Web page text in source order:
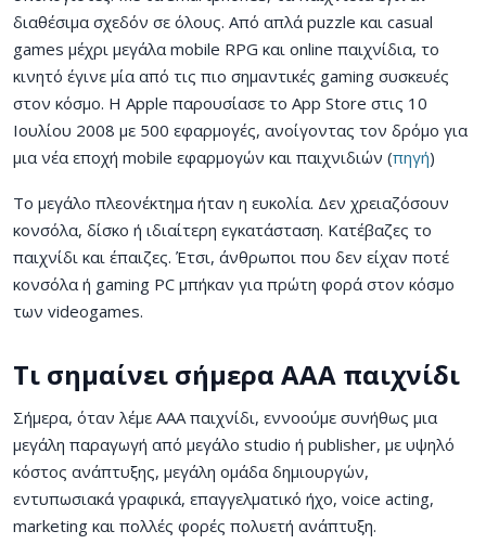
διαθέσιμα σχεδόν σε όλους. Από απλά puzzle και casual
games μέχρι μεγάλα mobile RPG και online παιχνίδια, το
κινητό έγινε μία από τις πιο σημαντικές gaming συσκευές
στον κόσμο. Η Apple παρουσίασε το App Store στις 10
Ιουλίου 2008 με 500 εφαρμογές, ανοίγοντας τον δρόμο για
μια νέα εποχή mobile εφαρμογών και παιχνιδιών (πηγή)
Το μεγάλο πλεονέκτημα ήταν η ευκολία. Δεν χρειαζόσουν
κονσόλα, δίσκο ή ιδιαίτερη εγκατάσταση. Κατέβαζες το
παιχνίδι και έπαιζες. Έτσι, άνθρωποι που δεν είχαν ποτέ
κονσόλα ή gaming PC μπήκαν για πρώτη φορά στον κόσμο
των videogames.
Τι σημαίνει σήμερα AAA παιχνίδι
Σήμερα, όταν λέμε AAA παιχνίδι, εννοούμε συνήθως μια
μεγάλη παραγωγή από μεγάλο studio ή publisher, με υψηλό
κόστος ανάπτυξης, μεγάλη ομάδα δημιουργών,
εντυπωσιακά γραφικά, επαγγελματικό ήχο, voice acting,
marketing και πολλές φορές πολυετή ανάπτυξη.